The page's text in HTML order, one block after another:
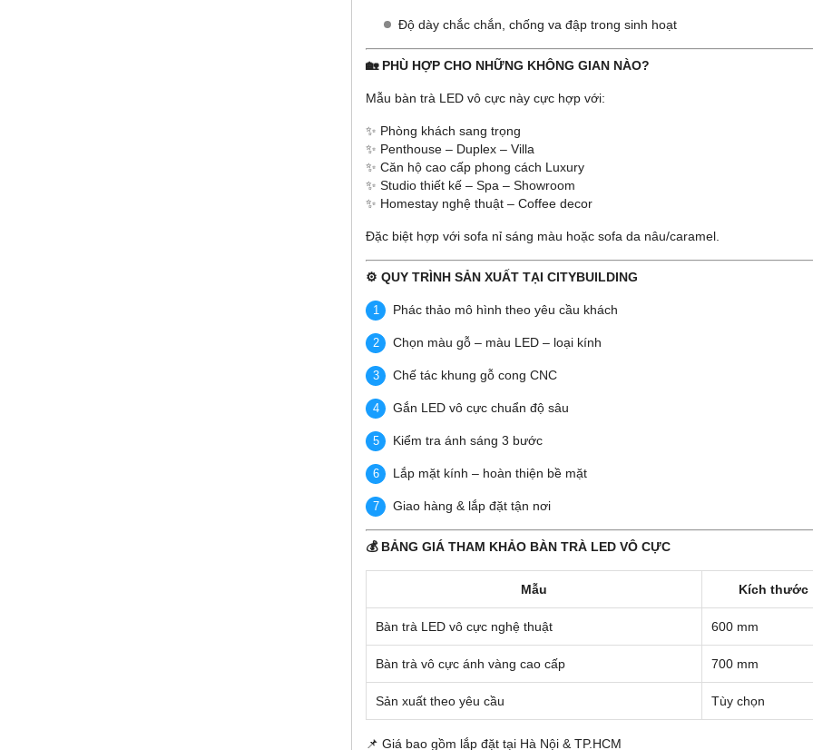
Độ dày chắc chắn, chống va đập trong sinh hoạt
🏡 PHÙ HỢP CHO NHỮNG KHÔNG GIAN NÀO?
Mẫu bàn trà LED vô cực này cực hợp với:
✨ Phòng khách sang trọng
✨ Penthouse – Duplex – Villa
✨ Căn hộ cao cấp phong cách Luxury
✨ Studio thiết kế – Spa – Showroom
✨ Homestay nghệ thuật – Coffee decor
Đặc biệt hợp với sofa nỉ sáng màu hoặc sofa da nâu/caramel.
⚙️ QUY TRÌNH SẢN XUẤT TẠI CITYBUILDING
Phác thảo mô hình theo yêu cầu khách
Chọn màu gỗ – màu LED – loại kính
Chế tác khung gỗ cong CNC
Gắn LED vô cực chuẩn độ sâu
Kiểm tra ánh sáng 3 bước
Lắp mặt kính – hoàn thiện bề mặt
Giao hàng & lắp đặt tận nơi
💰 BẢNG GIÁ THAM KHẢO BÀN TRÀ LED VÔ CỰC
Mẫu Kích thước
Bàn trà LED vô cực nghệ thuật 600 mm
Bàn trà vô cực ánh vàng cao cấp 700 mm
Sản xuất theo yêu cầu Tùy chọn
📌 Giá bao gồm lắp đặt tại Hà Nội & TP.HCM